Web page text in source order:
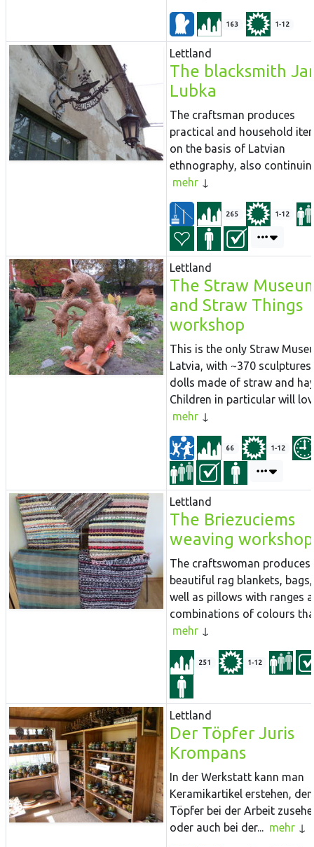
163 1-12
Lettland
The blacksmith
Lubka
The craftsman produces
practical and household
on the basis of Latvian
ethnography, also
mehr
265 1-12
Lettland
The Straw
and Straw Things
workshop
This is the only Straw
Latvia, with ~370 sculptures
dolls made of straw and
Children in particular will
mehr
66 1-12
Lettland
The Briezuciems
weaving workshop
The craftswoman produces
beautiful rag blankets,
well as pillows with ranges
combinations of colours
mehr
251 1-12
Lettland
Der Töpfer Juris
Krompans
In der Werkstatt kann man
Keramikartikel erstehen,
Töpfer bei der Arbeit
oder auch bei der... mehr